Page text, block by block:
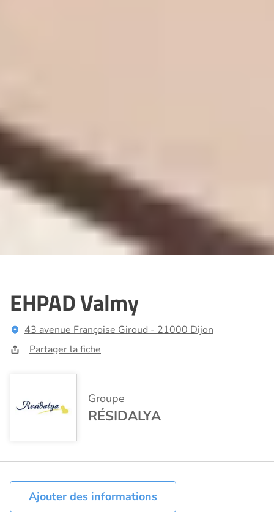
EHPAD Valmy
43 avenue Françoise Giroud - 21000 Dijon
Partager la fiche
Groupe
RÉSIDALYA
Ajouter des informations